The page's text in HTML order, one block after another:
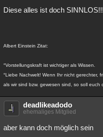
Diese alles ist doch SINNLOS!!!
Albert Einstein Zitat:
°Vorstellungskraft ist wichtiger als Wissen.
°Liebe Nachwelt! Wenn Ihr nicht gerechter,
als wir sind bzw. gewesen sind, so soll euch
deadlikeadodo
ehemaliges Mitglied
aber kann doch möglich sein